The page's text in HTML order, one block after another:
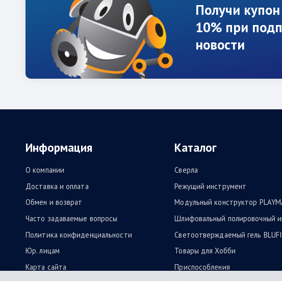
Получи
10% при
новости
Информация
О компании
Доставка и оплата
Обмен и возврат
Часто задаваемые вопросы
Политика конфиденциальности
Юр. лицам
Карта сайта
Каталог
Сверла
Режущий инструмент
Модульный конструктор
Шлифовальный полировочный
Светоотверждаемый гель
Товары для Хобби
Приспособления